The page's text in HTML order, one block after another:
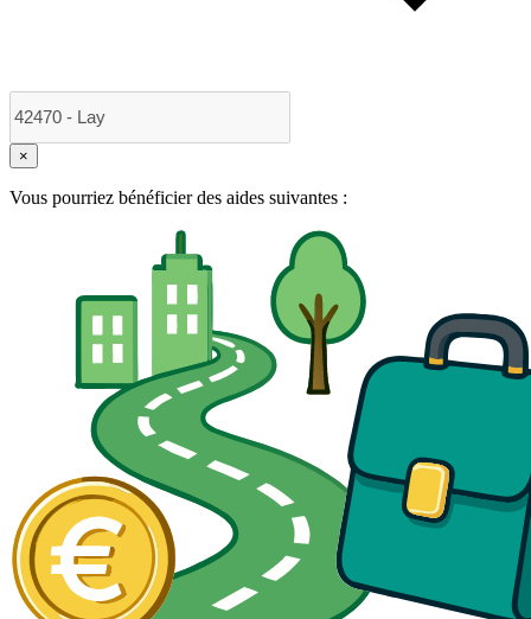
×
Vous pourriez bénéficier des aides suivantes :